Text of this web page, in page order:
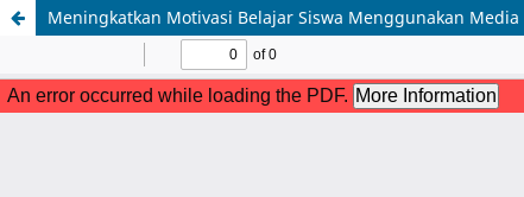
Meningkatkan Motivasi Belajar Siswa Menggunakan